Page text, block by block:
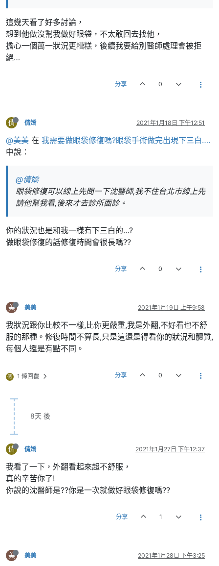
這幾天看了好多討論，
想到他做沒幫我做好眼袋，不太敢回去找他，
擔心一個萬一狀況更糟糕，後續我要給別醫師處理會被拒
絕…
分享 0
倩 倩嬌 2021年1月18日 下午12:51
@美美 在 我需要做眼袋修復嗎?眼袋手術做完出現下三白….
中說：
@倩嬌
眼袋修復可以線上先問一下沈醫師,我不住台北市線上先
請他幫我看,後來才去診所面診。
你的狀況也是和我一樣有下三白的…?
做眼袋修復的話修復時間會很長嗎??
分享 0
美 美美 2021年1月19日 上午9:58
我狀況跟你比較不一樣,比你更嚴重,我是外翻,不好看也不舒
服的那種。修復時間不算長,只是這還是得看你的狀況和體質,
每個人還是有點不同。
倩 1 條回覆 分享 0
8天 後
倩 倩嬌 2021年1月27日 下午12:37
我看了一下，外翻看起來超不舒服，
真的辛苦你了!
你說的沈醫師是??你是一次就做好眼袋修復嗎??
分享 1
美 美美 2021年1月28日 下午3:25